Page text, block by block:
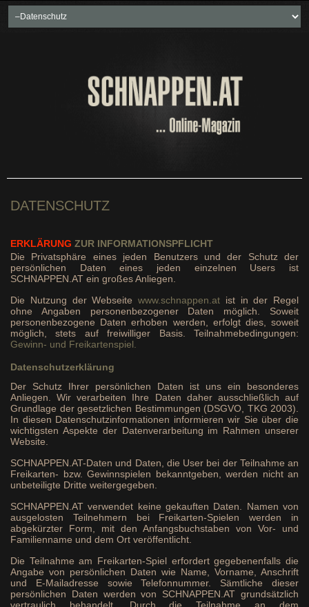
Neueste Beiträge
Soziales & Projekte
DATENSCHUTZ
ERKLÄRUNG ZUR INFORMATIONSPFLICHT
Die Privatsphäre eines jeden Benutzers und der Schutz der
persönlichen Daten eines jeden einzelnen Users ist
SCHNAPPEN.AT ein großes Anliegen.
Die Nutzung der Webseite www.schnappen.at ist in der Regel
ohne Angaben personenbezogener Daten möglich. Soweit
personenbezogene Daten erhoben werden, erfolgt dies, soweit
möglich, stets auf freiwilliger Basis. Teilnahmebedingungen:
Gewinn- und Freikartenspiel.
Datenschutzerklärung
Der Schutz Ihrer persönlichen Daten ist uns ein besonderes
Anliegen. Wir verarbeiten Ihre Daten daher ausschließlich auf
Grundlage der gesetzlichen Bestimmungen (DSGVO, TKG 2003).
In diesen Datenschutzinformationen informieren wir Sie über die
wichtigsten Aspekte der Datenverarbeitung im Rahmen unserer
Website.
SCHNAPPEN.AT-Daten und Daten, die User bei der Teilnahme an
Freikarten- bzw. Gewinnspielen bekanntgeben, werden nicht an
unbeteiligte Dritte weitergegeben.
SCHNAPPEN.AT verwendet keine gekauften Daten. Namen von
ausgelosten Teilnehmern bei Freikarten-Spielen werden in
abgekürzter Form, mit den Anfangsbuchstaben von Vor- und
Familienname und dem Ort veröffentlicht.
Die Teilnahme am Freikarten-Spiel erfordert gegebenenfalls die
Angabe von persönlichen Daten wie Name, Vorname, Anschrift
und E-Mailadresse sowie Telefonnummer. Sämtliche dieser
persönlichen Daten werden von SCHNAPPEN.AT grundsätzlich